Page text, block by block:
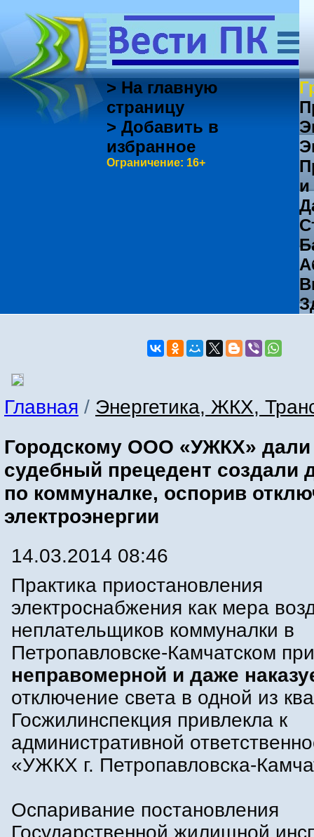
> На главную
страницу
> Добавить в
избранное
Ограничение: 16+
Главная / Энергетика, ЖКХ,
Городскому ООО «УЖКХ» дали
судебный прецедент создали
по коммуналке, оспорив
электроэнергии
14.03.2014 08:46
Практика приостановления
электроснабжения как мера
неплательщиков коммуналки в
Петропавловске-Камчатском
неправомерной и даже
отключение света в одной из
Госжилинспекция привлекла к
административной
«УЖКХ г. Петропавловска-
Оспаривание постановления
Государственной жилищной